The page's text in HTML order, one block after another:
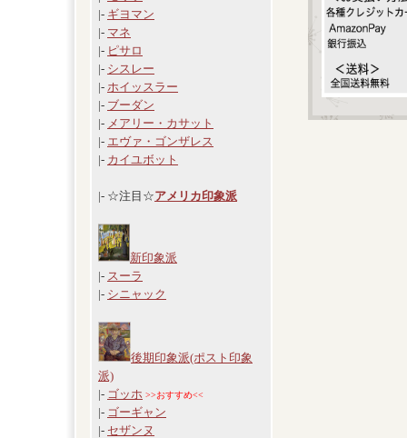
|- ギヨマン
|- マネ
|- ピサロ
|- シスレー
|- ホイッスラー
|- ブーダン
|- メアリー・カサット
|- エヴァ・ゴンザレス
|- カイユボット
|- ☆注目☆アメリカ印象派
新印象派
|- スーラ
|- シニャック
後期印象派(ポスト印象
派)
|- ゴッホ >>おすすめ<<
|- ゴーギャン
|- セザンヌ